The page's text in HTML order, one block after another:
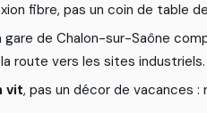
xion fbre, pas un coin de table de
gare de Chalon-sur-Saône com
la route vers les sites industriels.
vit, pas un décor de vacances : r